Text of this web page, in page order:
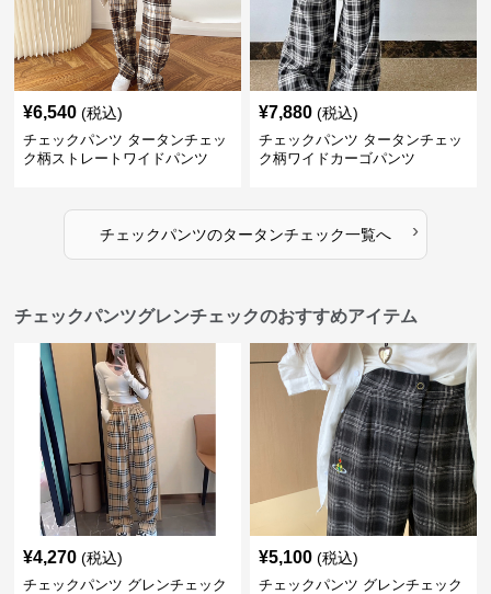
¥6,540 (税込)
チェックパンツ タータンチェッ
ク柄ストレートワイドパンツ
¥7,880 (税込)
チェックパンツ タータンチェッ
ク柄ワイドカーゴパンツ
チェックパンツのタータンチェック一覧へ ›
チェックパンツグレンチェックのおすすめアイテム
¥4,270 (税込)
チェックパンツ グレンチェック
¥5,100 (税込)
チェックパンツ グレンチェック